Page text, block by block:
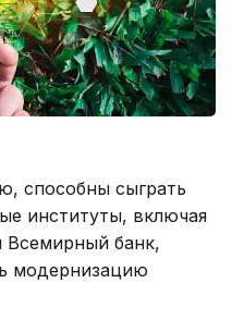
способны сыграть
институты, включая
Всемирный банк,
модернизацию